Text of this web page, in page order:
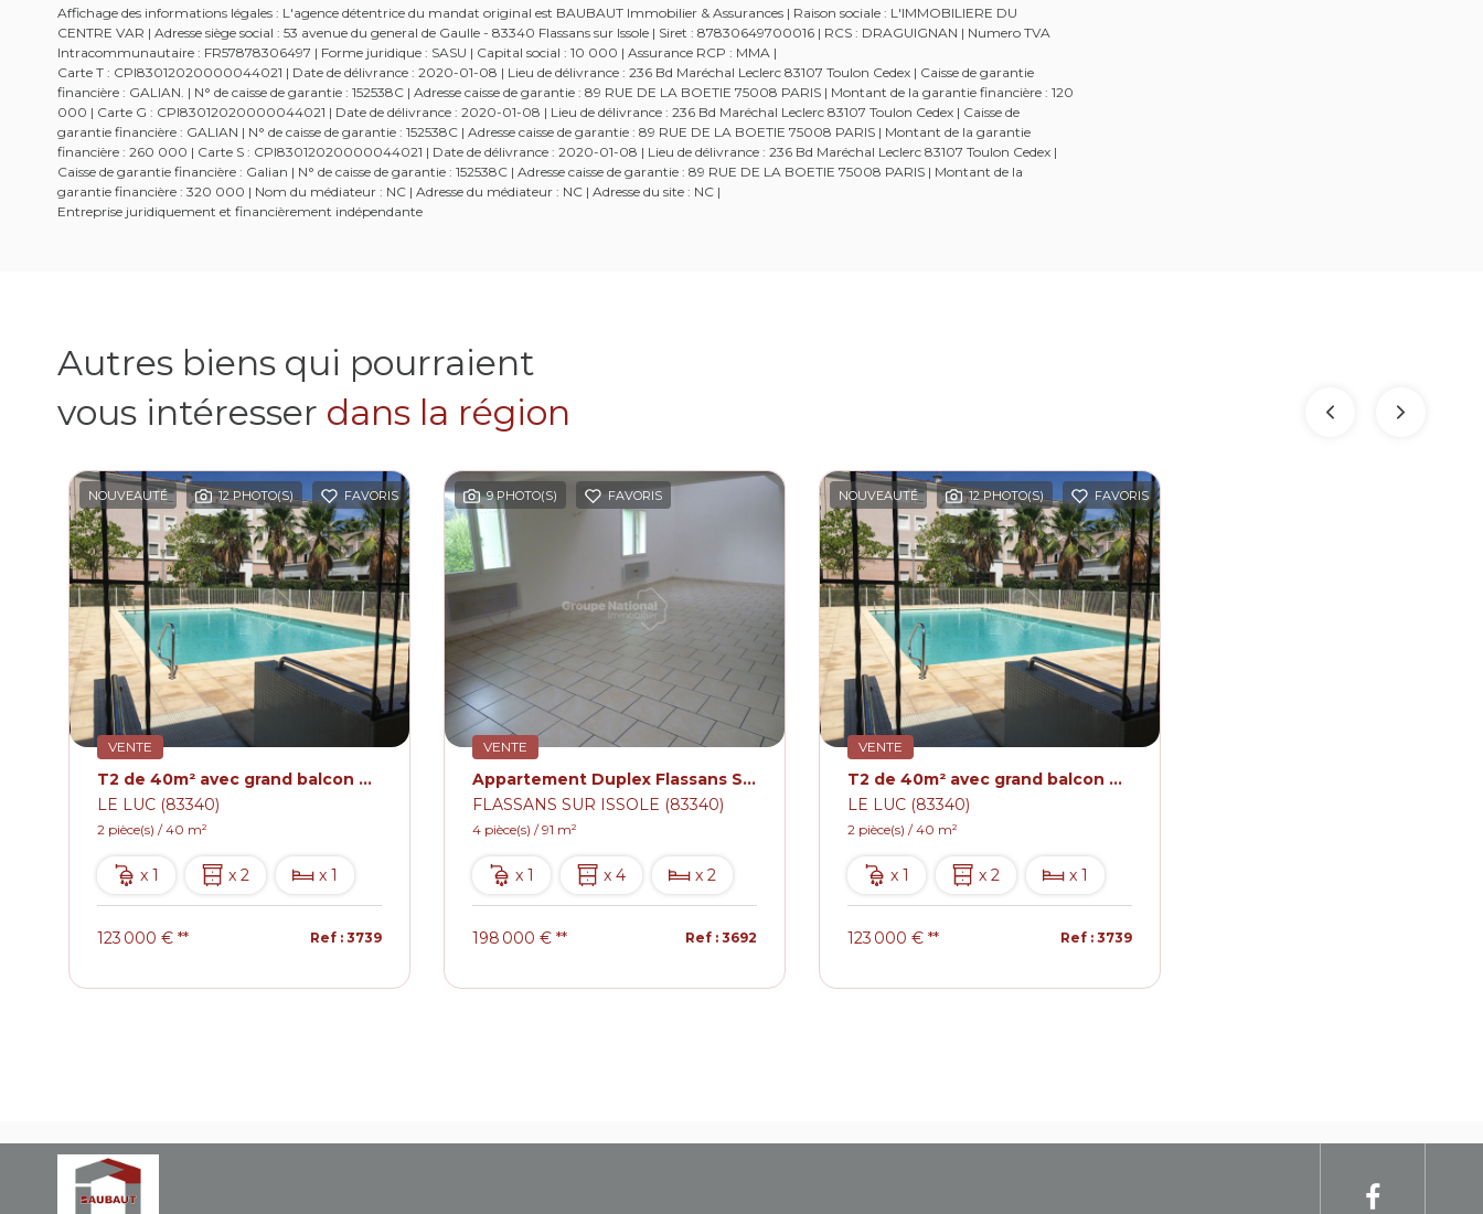
Affichage des informations légales : L'agence détentrice du mandat original est BAUBAUT Immobilier & Assurances | Raison sociale : L'IMMOBILIERE DU
CENTRE VAR | Adresse siège social : 53 avenue du general de Gaulle - 83340 Flassans sur Issole | Siret : 87830649700016 | RCS : DRAGUIGNAN | Numero TVA
Intracommunautaire : FR57878306497 | Forme juridique : SASU | Capital social : 10 000 | Assurance RCP : MMA |
Carte T : CPI83012020000044021 | Date de délivrance : 2020-01-08 | Lieu de délivrance : 236 Bd Maréchal Leclerc 83107 Toulon Cedex | Caisse de garantie
financière : GALIAN. | N° de caisse de garantie : 152538C | Adresse caisse de garantie : 89 RUE DE LA BOETIE 75008 PARIS | Montant de la garantie financière : 120
000 | Carte G : CPI83012020000044021 | Date de délivrance : 2020-01-08 | Lieu de délivrance : 236 Bd Maréchal Leclerc 83107 Toulon Cedex | Caisse de
garantie financière : GALIAN | N° de caisse de garantie : 152538C | Adresse caisse de garantie : 89 RUE DE LA BOETIE 75008 PARIS | Montant de la garantie
financière : 260 000 | Carte S : CPI83012020000044021 | Date de délivrance : 2020-01-08 | Lieu de délivrance : 236 Bd Maréchal Leclerc 83107 Toulon Cedex |
Caisse de garantie financière : Galian | N° de caisse de garantie : 152538C | Adresse caisse de garantie : 89 RUE DE LA BOETIE 75008 PARIS | Montant de la
garantie financière : 320 000 | Nom du médiateur : NC | Adresse du médiateur : NC | Adresse du site : NC |
Entreprise juridiquement et financièrement indépendante
Autres biens qui pourraient
vous intéresser dans la région
NOUVEAUTÉ 12 PHOTO(S) FAVORIS
VENTE
T2 de 40m² avec grand balcon et 2 places de parking privatives dans une copropriété calme avec piscine
LE LUC (83340)
2 pièce(s) / 40 m²
x 1 x 2 x 1
123 000 € ** Ref : 3739
9 PHOTO(S) FAVORIS
VENTE
Appartement Duplex Flassans Sur Issole 4 pièce(s) 91 m2
FLASSANS SUR ISSOLE (83340)
4 pièce(s) / 91 m²
x 1 x 4 x 2
198 000 € ** Ref : 3692
NOUVEAUTÉ 12 PHOTO(S) FAVORIS
VENTE
T2 de 40m² avec grand balcon et 2 places de parking privatives dans une copropriété calme avec piscine
LE LUC (83340)
2 pièce(s) / 40 m²
x 1 x 2 x 1
123 000 € ** Ref : 3739